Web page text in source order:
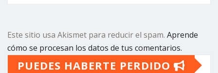
Este sitio usa Akismet para reducir el spam. Aprende
cómo se procesan los datos de tus comentarios.
PUEDES HABERTE PERDIDO